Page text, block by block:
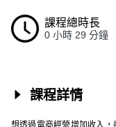
課程總時長
0 小時 29 分鐘
課程詳情
想透過電商經營增加收入